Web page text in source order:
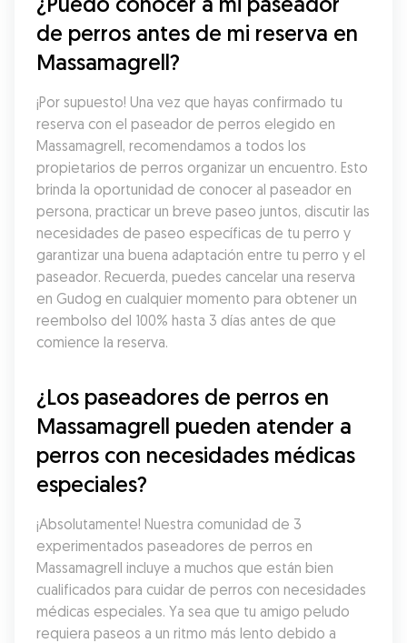
de perros antes de mi reserva en
Massamagrell?
¡Por supuesto! Una vez que hayas confirmado tu
reserva con el paseador de perros elegido en
Massamagrell, recomendamos a todos los
propietarios de perros organizar un encuentro. Esto
brinda la oportunidad de conocer al paseador en
persona, practicar un breve paseo juntos, discutir las
necesidades de paseo específicas de tu perro y
garantizar una buena adaptación entre tu perro y el
paseador. Recuerda, puedes cancelar una reserva
en Gudog en cualquier momento para obtener un
reembolso del 100% hasta 3 días antes de que
comience la reserva.
¿Los paseadores de perros en
Massamagrell pueden atender a
perros con necesidades médicas
especiales?
¡Absolutamente! Nuestra comunidad de 3
experimentados paseadores de perros en
Massamagrell incluye a muchos que están bien
cualificados para cuidar de perros con necesidades
médicas especiales. Ya sea que tu amigo peludo
requiera paseos a un ritmo más lento debido a